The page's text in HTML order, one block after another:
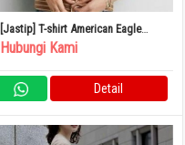
[Jastip] T-shirt American Eagle
Border
Hubungi Kami
Detail